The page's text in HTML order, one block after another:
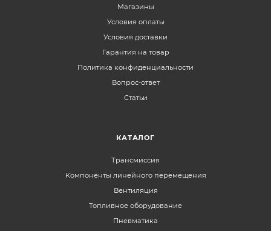
Магазины
Условия оплаты
Условия доставки
Гарантия на товар
Политика конфиденциальности
Вопрос-ответ
Статьи
КАТАЛОГ
Трансмиссия
Компоненты линейного перемещения
Вентиляция
Топливное оборудование
Пневматика